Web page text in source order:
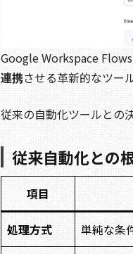
Google Workspace
連携させる革新的なツー
従来の自動化ツールとの
従来自動化との
項目
処理方式 単純な条